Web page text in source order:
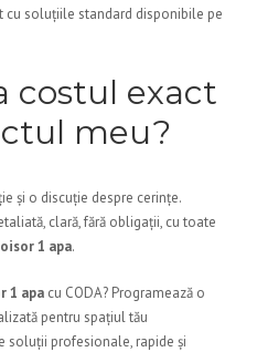
cu soluțiile standard disponibile pe
costul exact
meu?
și o discuție despre cerințe.
clară, fără obligații, cu toate
1 apa.
1 apa cu CODA? Programează o
pentru spațiul tău
soluții profesionale, rapide și